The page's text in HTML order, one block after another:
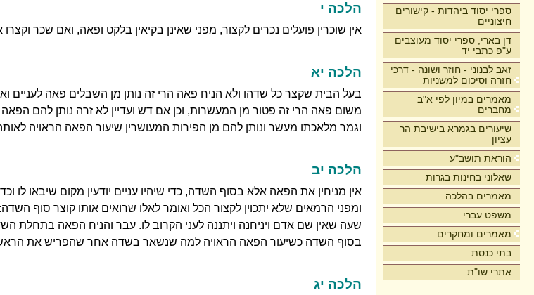
ספרי יסוד ביהדות - קישורים
חיצוניים
דן בארי, ספרי יסוד מעוצבים
ע"פ כתבי יד
זאב לבנוני - חוזר ושונה - דרכי
חזרה וסיכום למשניות
מאמרים במיון לפי א"ב
מחברים
שיעורים בגמרא בישיבת הר
עציון
הוראת תושב"ע
שאלוני בחינות בגרות
מאמרים בהלכה
משפט עברי
מאמרים ומחקרים
בתי כנסת
אתרי שו"ת
הלכה י
אין שוכרין פועלים נכרים לקצור, מפני שאינן בקיאין בלקט ופאה, ואם שכר
הלכה יא
בעל הבית שקצר כל שדהו ולא הניח פאה הרי זה נותן מן השבלים פאה לעניים
משום פאה הרי זה פטור מן המעשרות, וכן אם דש ועדיין לא זרה נותן להם
וגמר מלאכתו מעשר ונותן להם מן הפירות המעושרין שיעור הפאה הראויה
הלכה יב
אין מניחין את הפאה אלא בסוף השדה, כדי שיהיו עניים יודעין מקום שיבאו לו
ומפני הרמאים שלא יתכוין לקצור הכל ואומר לאלו שרואים אותו קוצר סוף
שעה שאין שם אדם ויניחנה ויתננה לעני הקרוב לו. עבר והניח הפאה בתחלת
בסוף השדה כשיעור הפאה הראויה למה שנשאר בשדה אחר שהפריש את
הלכה יג